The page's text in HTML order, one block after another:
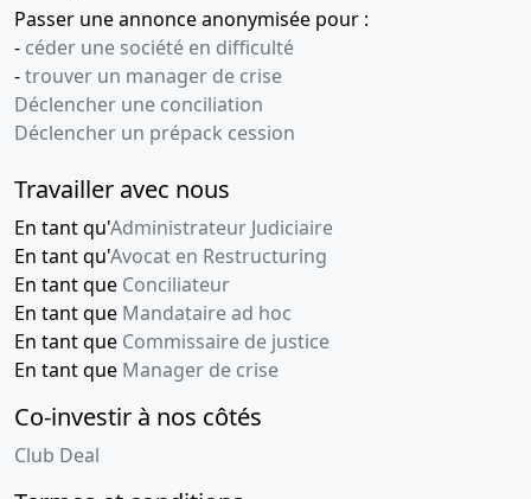
Passer une annonce anonymisée pour :
- céder une société en difficulté
-trouver un manager de crise
Déclencher une conciliation
Déclencher un prépack cession
Travailler avec nous
En tant qu'Administrateur Judiciaire
En tant qu'Avocat en Restructuring
En tant que Conciliateur
En tant que Mandataire ad hoc
En tant que Commissaire de justice
En tant que Manager de crise
Co-investir à nos côtés
Club Deal